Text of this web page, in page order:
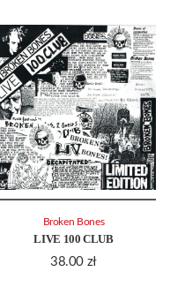
LIVE 100 CLUB
38.00 zł
Broken Bones